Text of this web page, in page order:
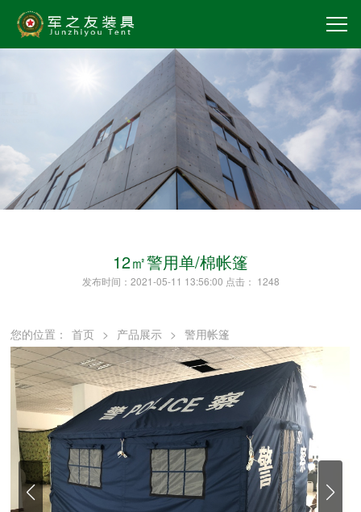
12㎡警用单/棉帐篷
发布时间：2021-05-11 13:56:00 点击： 1248
您的位置： 首页 > 产品展示 > 警用帐篷